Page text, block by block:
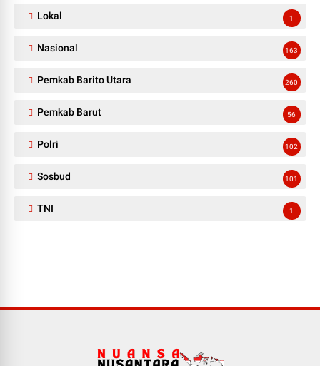
Lokal 1
Nasional 163
Pemkab Barito Utara 260
Pemkab Barut 56
Polri 102
Sosbud 101
TNI 1